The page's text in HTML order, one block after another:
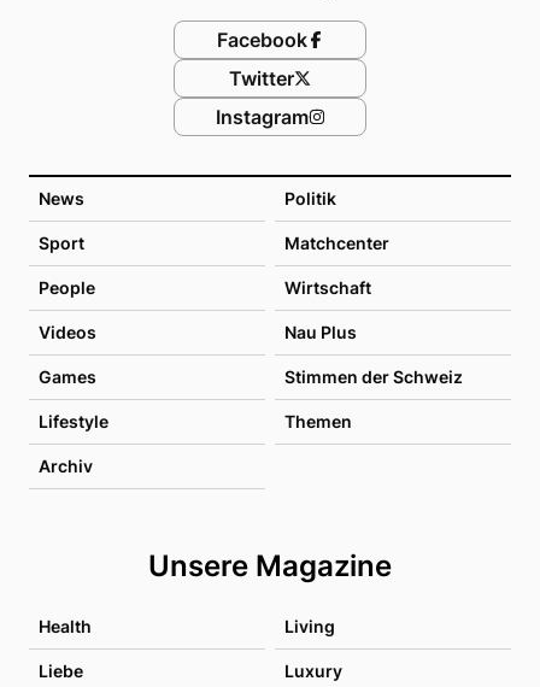
News Politik
Sport Matchcenter
People Wirtschaft
Videos Nau Plus
Games Stimmen der Schweiz
Lifestyle Themen
Archiv
Unsere Magazine
Health Living
Liebe Luxury
Facebook
Twitter
Instagram